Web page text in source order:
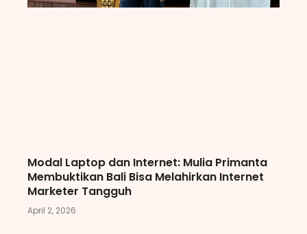
Modal Laptop dan Internet: Mulia Primanta
Membuktikan Bali Bisa Melahirkan Internet
Marketer Tangguh
April 2, 2026